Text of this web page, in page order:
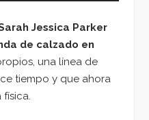
Jessica Parker
de calzado en
una línea de
tiempo y que ahora
física.